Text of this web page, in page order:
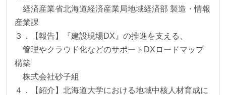
経済産業省北海道経済産業局地域経済部 製造・情報
産業課
３．【報告】『建設現場DX』の推進を支える、
管理やクラウド化などのサポートDXロードマップ
構築
株式会社砂子組
４．【紹介】北海道大学における地域中核人材育成に